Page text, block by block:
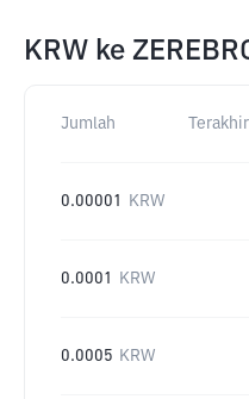
KRW ke
Jumlah
0.00001 KRW
0.0001 KRW
0.0005 KRW